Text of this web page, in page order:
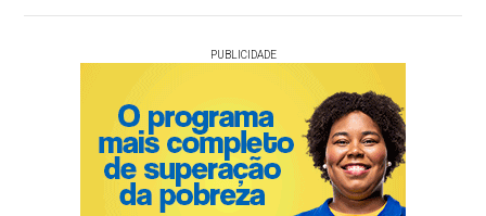
PUBLICIDADE